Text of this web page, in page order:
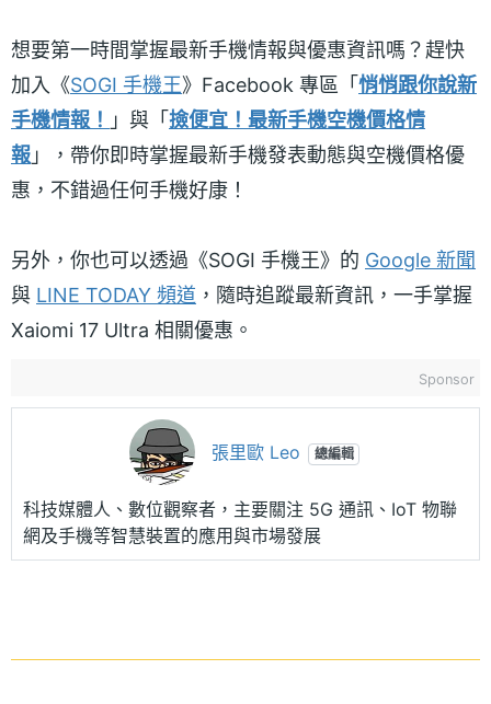
想要第一時間掌握最新手機情報與優惠資訊嗎？趕快
加入《SOGI 手機王》Facebook 專區「 悄悄跟你說新
手機情報！ 」與「 撿便宜！最新手機空機價格情
報 」，帶你即時掌握最新手機發表動態與空機價格優
惠，不錯過任何手機好康！
另外，你也可以透過《SOGI 手機王》的 Google 新聞
與 LINE TODAY 頻道 ，隨時追蹤最新資訊，一手掌握
Xaiomi 17 Ultra 相關優惠。
Sponsor
張里歐 Leo 總編輯
科技媒體人、數位觀察者，主要關注 5G 通訊、IoT 物聯
網及手機等智慧裝置的應用與市場發展